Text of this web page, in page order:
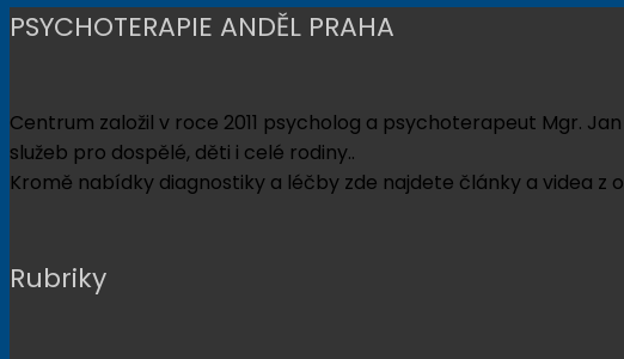
PSYCHOTERAPIE ANDĚL PRAHA
Centrum založil v roce 2011 psycholog a psychoterapeut Mgr.
služeb pro dospělé, děti i celé rodiny..
Kromě nabídky diagnostiky a léčby zde najdete články a videa z
Rubriky